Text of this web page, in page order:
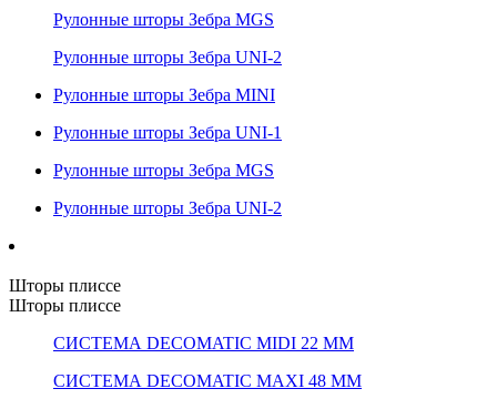
Рулонные шторы Зебра MGS
Рулонные шторы Зебра UNI-2
Рулонные шторы Зебра MINI
Рулонные шторы Зебра UNI-1
Рулонные шторы Зебра MGS
Рулонные шторы Зебра UNI-2
Шторы плиссе
Шторы плиссе
СИСТЕМА DECOMATIC MIDI 22 ММ
СИСТЕМА DECOMATIC MAXI 48 ММ